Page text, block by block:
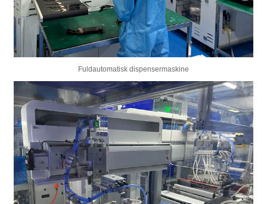
Fuldautomatisk dispensermaskine